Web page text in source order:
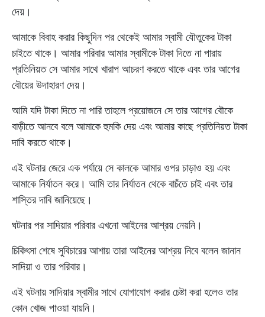
দেয়।
আমাকে বিবাহ করার কিছুদিন পর থেকেই আমার স্বামী যৌতুকের টাকা
চাইতে থাকে। আমার পরিবার আমার স্বামীকে টাকা দিতে না পারায়
প্রতিনিয়ত সে আমার সাথে খারাপ আচরণ করতে থাকে এবং তার আগের
বৌয়ের উদাহারণ দেয়।
আমি যদি টাকা দিতে না পারি তাহলে প্রয়োজনে সে তার আগের বৌকে
বাড়ীতে আনবে বলে আমাকে হুমকি দেয় এবং আমার কাছে প্রতিনিয়ত টাকা
দাবি করতে থাকে।
এই ঘটনার জেরে এক পর্যায়ে সে কালকে আমার ওপর চাড়াও হয় এবং
আমাকে নির্যাতন করে। আমি তার নির্যাতন থেকে বাচঁতে চাই এবং তার
শাস্তির দাবি জানিয়েছে।
ঘটনার পর সাদিয়ার পরিবার এখনো আইনের আশ্রয় নেয়নি।
চিকিৎসা শেষে সুবিচারের আশায় তারা আইনের আশ্রয় নিবে বলেন জানান
সাদিয়া ও তার পরিবার।
এই ঘটনায় সাদিয়ার স্বামীর সাথে যোগাযোগ করার চেষ্টা করা হলেও তার
কোন খোজ পাওয়া যায়নি।